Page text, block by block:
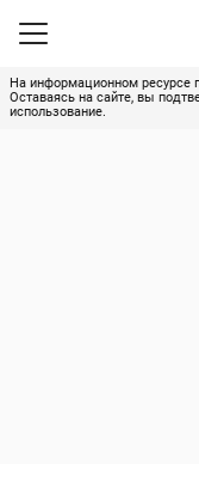
На информационном ресурсе
Оставаясь на сайте, вы
использование.